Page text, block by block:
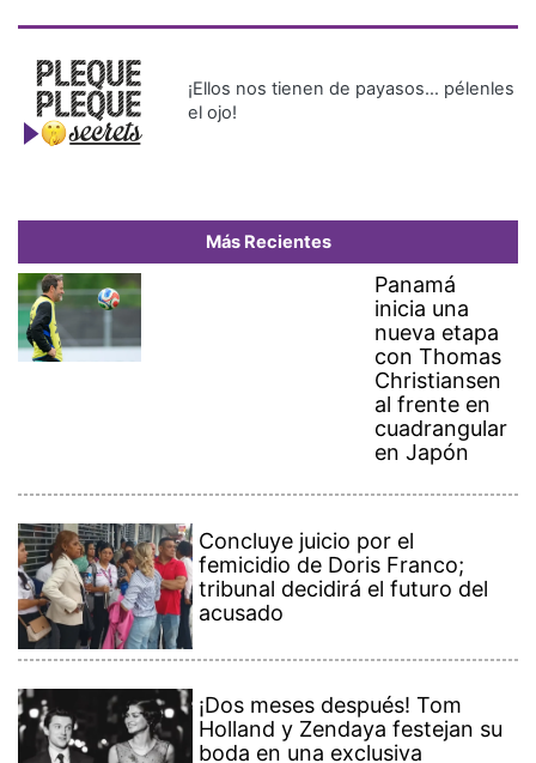
¡Ellos nos tienen de payasos… pélenles
el ojo!
Más Recientes
Panamá
inicia una
nueva etapa
con Thomas
Christiansen
al frente en
cuadrangular
en Japón
Concluye juicio por el
femicidio de Doris Franco;
tribunal decidirá el futuro del
acusado
¡Dos meses después! Tom
Holland y Zendaya festejan su
boda en una exclusiva